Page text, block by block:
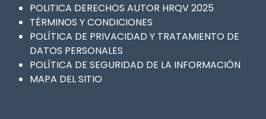
POLITICA DERECHOS AUTOR HRQV 2025
TÉRMINOS Y CONDICIONES
POLÍTICA DE PRIVACIDAD Y TRATAMIENTO DE
DATOS PERSONALES
POLÍTICA DE SEGURIDAD DE LA INFORMACIÓN
MAPA DEL SITIO